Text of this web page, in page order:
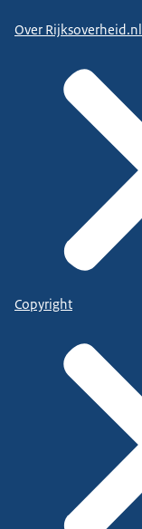
Over Rijksoverheid.nl
Copyright